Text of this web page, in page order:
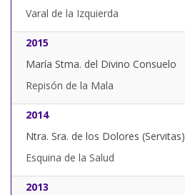
Varal de la Izquierda
2015
María Stma. del Divino Consuelo
Repisón de la Mala
2014
Ntra. Sra. de los Dolores (Servitas)
Esquina de la Salud
2013